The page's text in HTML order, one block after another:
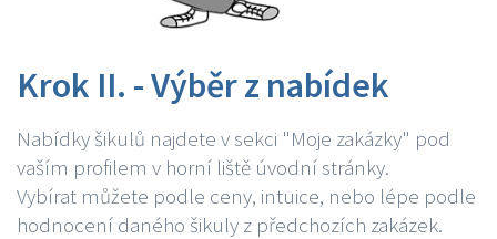
Krok II. - Výběr z nabídek
Nabídky šikulů najdete v sekci "Moje zakázky" pod
vaším profilem v horní liště úvodní stránky.
Vybírat můžete podle ceny, intuice, nebo lépe podle
hodnocení daného šikuly z předchozích zakázek.